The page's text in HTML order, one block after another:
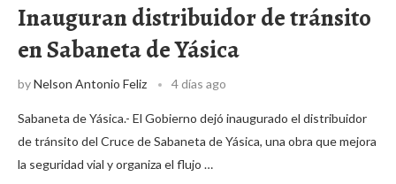
Inauguran distribuidor de tránsito
en Sabaneta de Yásica
byNelson Antonio Feliz 4 días ago
Sabaneta de Yásica.- El Gobierno dejó inaugurado el distribuidor
de tránsito del Cruce de Sabaneta de Yásica, una obra que mejora
la seguridad vial y organiza el flujo …